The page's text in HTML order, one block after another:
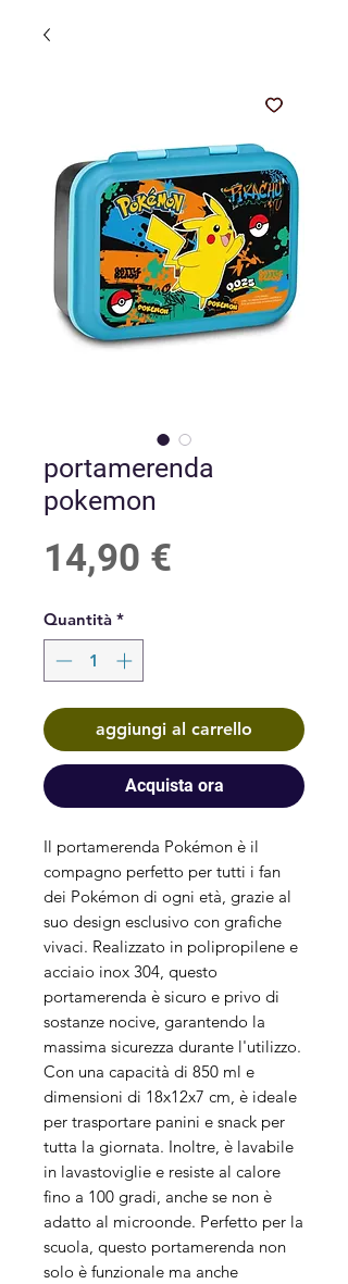
portamerenda
pokemon
14,90 €
Quantità *
aggiungi al carrello
Acquista ora
Il portamerenda Pokémon è il
compagno perfetto per tutti i fan
dei Pokémon di ogni età, grazie al
suo design esclusivo con grafiche
vivaci. Realizzato in polipropilene e
acciaio inox 304, questo
portamerenda è sicuro e privo di
sostanze nocive, garantendo la
massima sicurezza durante l'utilizzo.
Con una capacità di 850 ml e
dimensioni di 18x12x7 cm, è ideale
per trasportare panini e snack per
tutta la giornata. Inoltre, è lavabile
in lavastoviglie e resiste al calore
fino a 100 gradi, anche se non è
adatto al microonde. Perfetto per la
scuola, questo portamerenda non
solo è funzionale ma anche